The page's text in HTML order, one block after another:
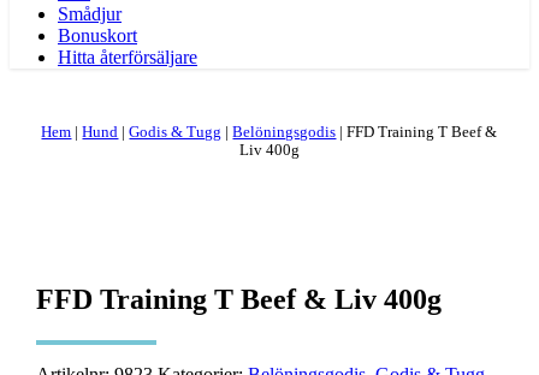
Smådjur
Bonuskort
Hitta återförsäljare
Hem |Hund |Godis & Tugg |Belöningsgodis |FFD Training T Beef &
Liv 400g
FFD Training T Beef & Liv 400g